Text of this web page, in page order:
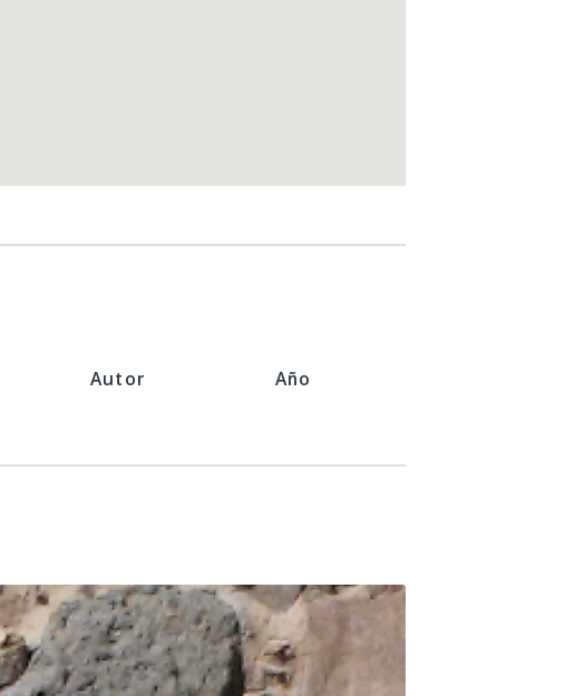
Autor Año